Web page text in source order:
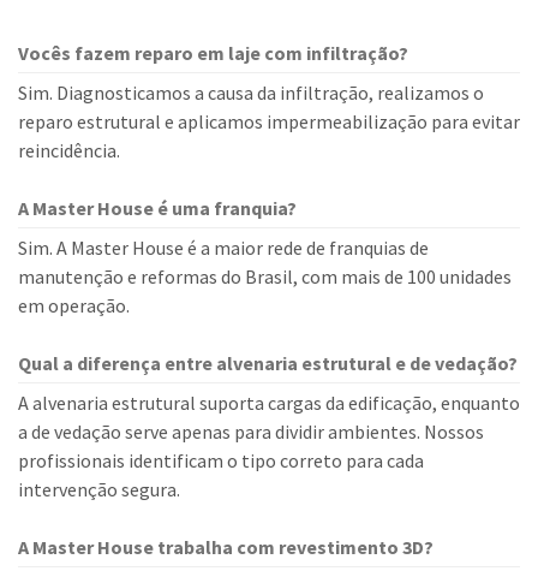
Vocês fazem reparo em laje com infiltração?
Sim. Diagnosticamos a causa da infiltração, realizamos o
reparo estrutural e aplicamos impermeabilização para evitar
reincidência.
A Master House é uma franquia?
Sim. A Master House é a maior rede de franquias de
manutenção e reformas do Brasil, com mais de 100 unidades
em operação.
Qual a diferença entre alvenaria estrutural e de vedação?
A alvenaria estrutural suporta cargas da edificação, enquanto
a de vedação serve apenas para dividir ambientes. Nossos
profissionais identificam o tipo correto para cada
intervenção segura.
A Master House trabalha com revestimento 3D?